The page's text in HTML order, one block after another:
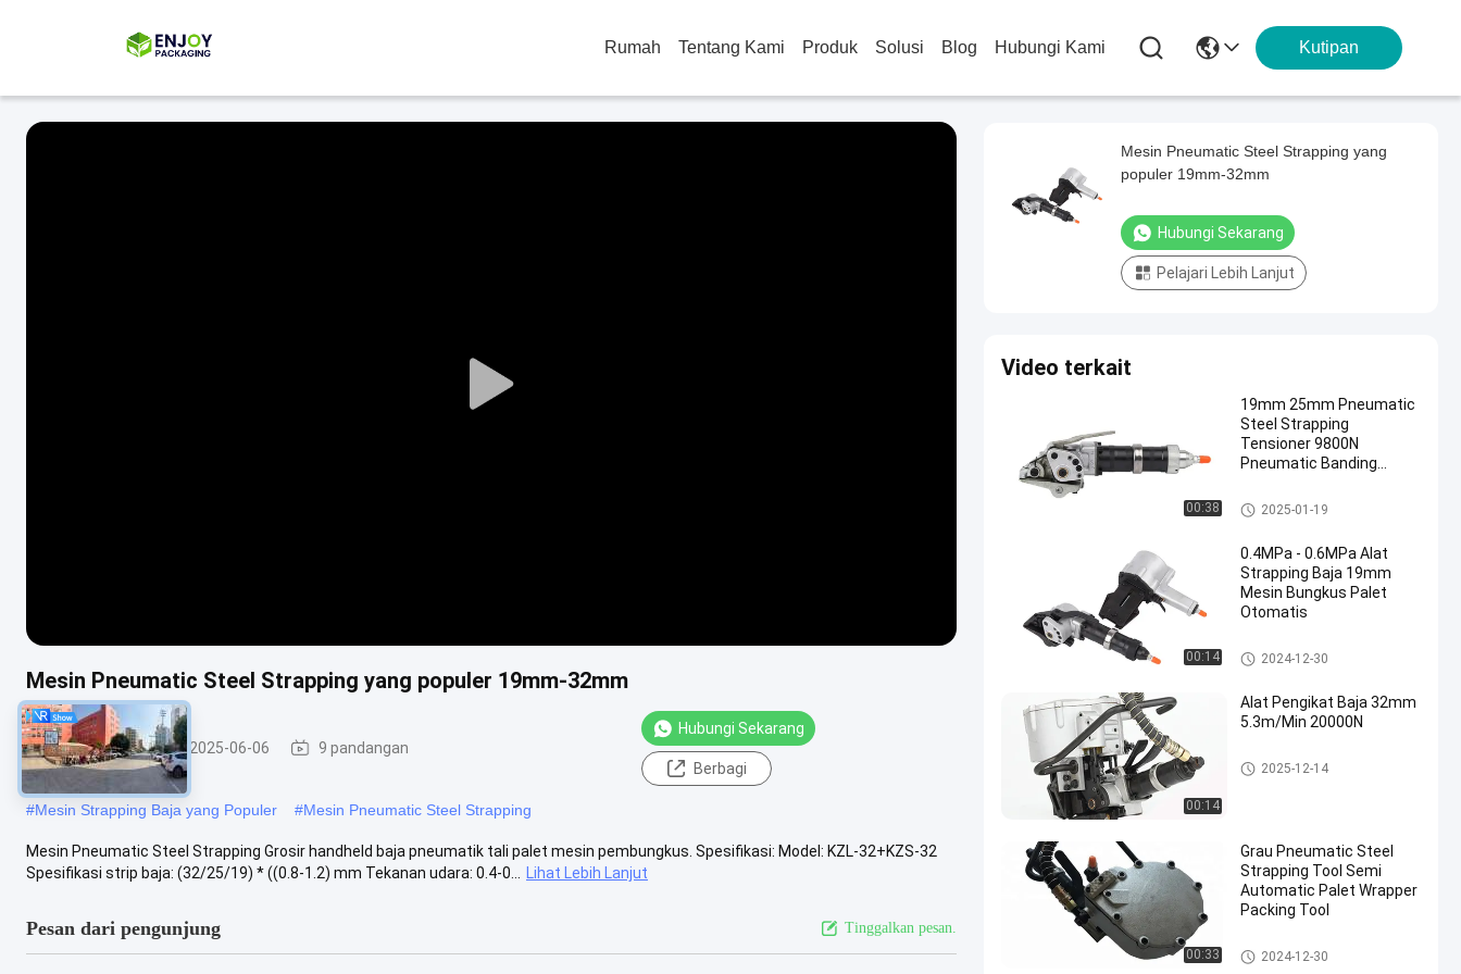
Rumah Tentang Kami Produk Solusi Blog Hubungi Kami Kutipan
Play
Mesin Pneumatic Steel Strapping yang populer 19mm-32mm
Alat pengikat 2025-06-06 9 pandangan
Hubungi Sekarang
Berbagi
#Mesin Strapping Baja yang Populer #Mesin Pneumatic Steel Strapping
Mesin Pneumatic Steel Strapping Grosir handheld baja pneumatik tali palet mesin pembungkus. Spesifikasi: Model: KZL-32+KZS-32
Spesifikasi strip baja: (32/25/19) * ((0.8-1.2) mm Tekanan udara: 0.4-0...
Lihat Lebih Lanjut
Pesan dari pengunjung Tinggalkan pesan.
Mesin Pneumatic Steel Strapping yang
populer 19mm-32mm
Hubungi Sekarang
Pelajari Lebih Lanjut
Video terkait
00:38
19mm 25mm Pneumatic
Steel Strapping
Tensioner 9800N
Pneumatic Banding
Pneumatic Steel Strapping Ten
sioner
2025-01-19
00:14
0.4MPa - 0.6MPa Alat
Strapping Baja 19mm
Mesin Bungkus Palet
Otomatis
Steel Strapping Tool
2024-12-30
00:14
Alat Pengikat Baja 32mm
5.3m/Min 20000N
Steel Strapping Tool
2025-12-14
00:33
Grau Pneumatic Steel
Strapping Tool Semi
Automatic Palet Wrapper
Packing Tool
Steel Strapping Tool
2024-12-30